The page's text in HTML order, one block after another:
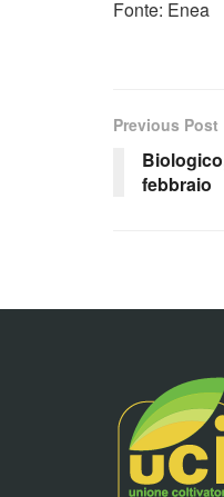
Fonte: Enea
Previous Post
febbraio